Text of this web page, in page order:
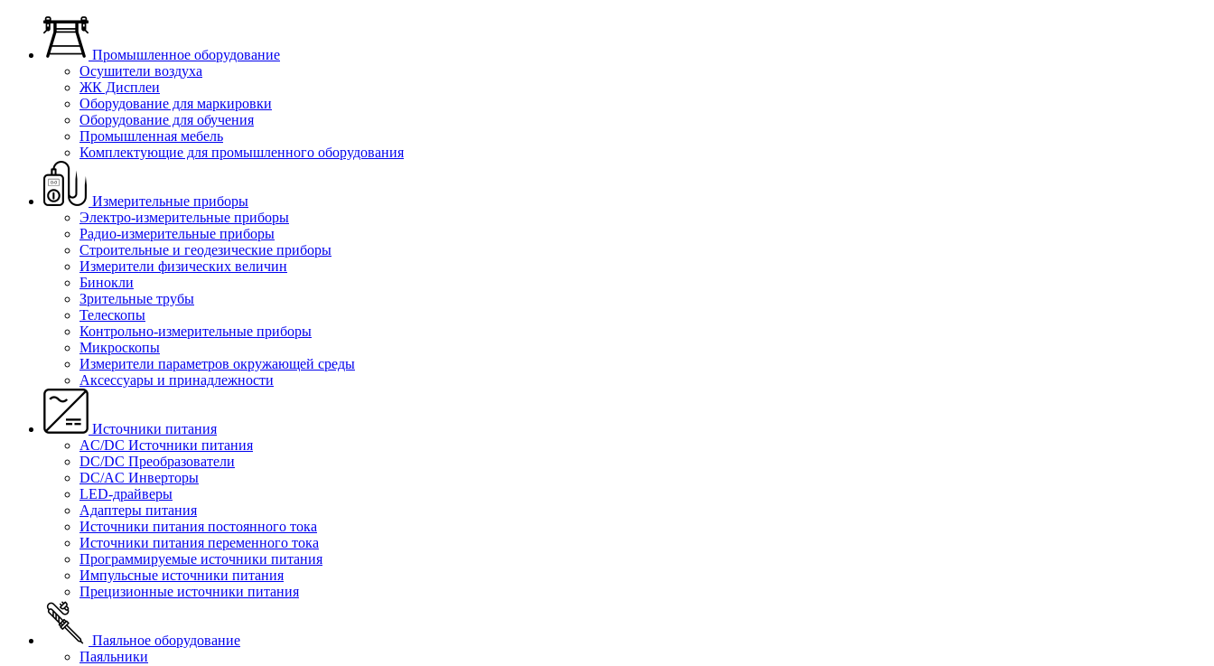
Промышленное оборудование
Осушители воздуха
ЖК Дисплеи
Оборудование для маркировки
Оборудование для обучения
Промышленная мебель
Комплектующие для промышленного оборудования
Измерительные приборы
Электро-измерительные приборы
Радио-измерительные приборы
Строительные и геодезические приборы
Измерители физических величин
Бинокли
Зрительные трубы
Телескопы
Контрольно-измерительные приборы
Микроскопы
Измерители параметров окружающей среды
Аксессуары и принадлежности
Источники питания
AC/DC Источники питания
DC/DC Преобразователи
DC/AC Инверторы
LED-драйверы
Адаптеры питания
Источники питания постоянного тока
Источники питания переменного тока
Программируемые источники питания
Импульсные источники питания
Прецизионные источники питания
Паяльное оборудование
Паяльники